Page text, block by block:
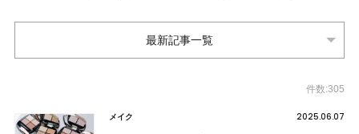
最新記事一覧
件数:305
メイク 2025.06.07